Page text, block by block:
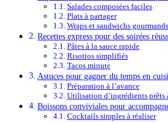
Salades composées faciles
Plats à partager
Wraps et sandwichs gourmands
Recettes express pour des soirées
Pâtes à la sauce rapide
Risottos simplifiés
Tacos minute
Astuces pour gagner du temps en
Préparation à l’avance
Utilisation d’ingrédients prêts
Boissons conviviales pour
Cocktails simples à réaliser